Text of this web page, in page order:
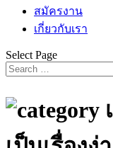
สมัครงาน
เกี่ยวกับเรา
Select Page